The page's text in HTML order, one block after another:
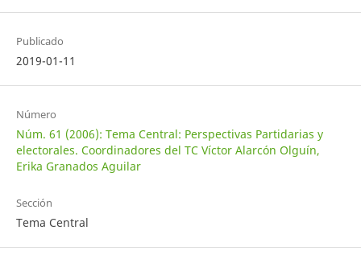
Publicado
2019-01-11
Número
Núm. 61 (2006): Tema Central: Perspectivas Partidarias y
electorales. Coordinadores del TC Víctor Alarcón Olguín,
Erika Granados Aguilar
Sección
Tema Central